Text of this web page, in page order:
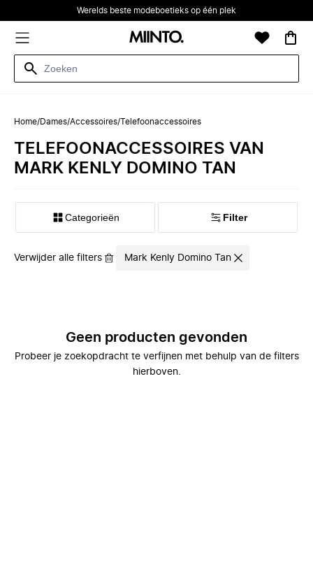
Werelds beste modeboetieks op één plek
Home/Dames/Accessoires/Telefoonaccessoires
TELEFOONACCESSOIRES VAN
MARK KENLY DOMINO TAN
Categorieën Filter
Verwijder alle filters Mark Kenly Domino Tan
Geen producten gevonden
Probeer je zoekopdracht te verfijnen met behulp van de filters
hierboven.